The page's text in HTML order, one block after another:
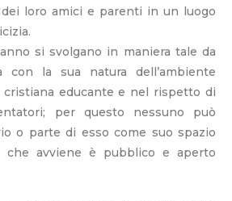
loro amici e parenti in un luogo
si svolgano in maniera tale da
con la sua natura dell’ambiente
cristiana educante e nel rispetto di
per questo nessuno può
o parte di esso come suo spazio
che avviene è pubblico e aperto